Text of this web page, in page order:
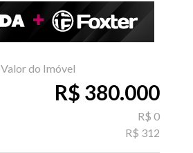
Valor do Imóvel
R$ 380.000
R$ 0
R$ 312